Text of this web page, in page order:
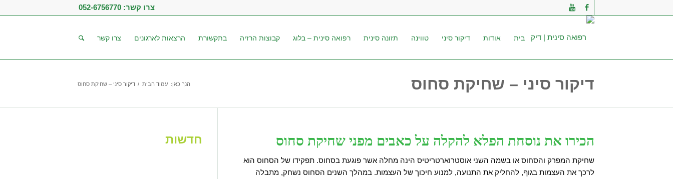
צרו קשר: 052-6756770
בית אודות דיקור סיני טווינה תזונה סינית רפואה סינית – בלוג קבוצות הרזיה בתקשורת הרצאות לארגונים צרו קשר
דיקור סיני – שחיקת סחוס הנך כאן: עמוד הבית / דיקור סיני – שחיקת סחוס
הכירו את נוסחת הפלא להקלה על כאבים מפני שחיקת סחוס
שחיקת המפרק והסחוס או בשמה השני אוסטרוארטריטיס הינה מחלה אשר פוגעת בסחוס. תפקידו של הסחוס הוא
לרכך את העצמות בגוף, להחליק את התנועה, למנוע חיכוך של העצמות. במהלך השנים הסחוס נשחק, מתבלה
חדשות